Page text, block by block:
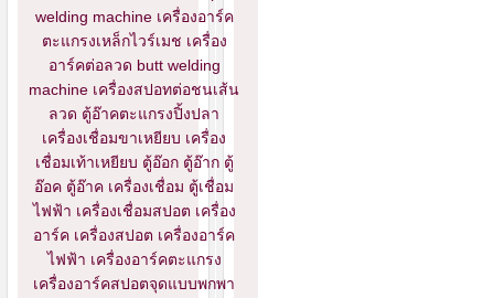
welding machine เครื่องอาร์ค
ตะแกรงเหล็กไวร์เมช เครื่อง
อาร์คต่อลวด butt welding
machine เครื่องสปอทต่อชนเส้น
ลวด ตู้อ๊าคตะแกรงปิ้งปลา
เครื่องเชื่อมขาเหยียบ เครื่อง
เชื่อมเท้าเหยียบ ตู้อ๊อก ตู้อ๊าก ตู้
อ๊อค ตู้อ๊าค เครื่องเชื่อม ตู้เชื่อม
ไฟฟ้า เครื่องเชื่อมสปอต เครื่อง
อาร์ค เครื่องสปอต เครื่องอาร์ค
ไฟฟ้า เครื่องอาร์คตะแกรง
เครื่องอาร์คสปอตจุดแบบพกพา